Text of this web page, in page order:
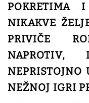
POKRETIMA
NIKAKVE
PRIVIČE
NAPROTIV,
NEPRISTOJNO
NEŽNOJ IGRI